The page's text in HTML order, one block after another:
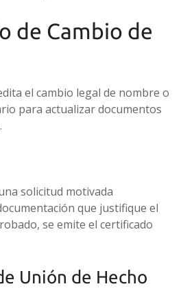
de Cambio de
el cambio legal de nombre o
para actualizar documentos
solicitud motivada
que justifique el
se emite el certificado
Unión de Hecho